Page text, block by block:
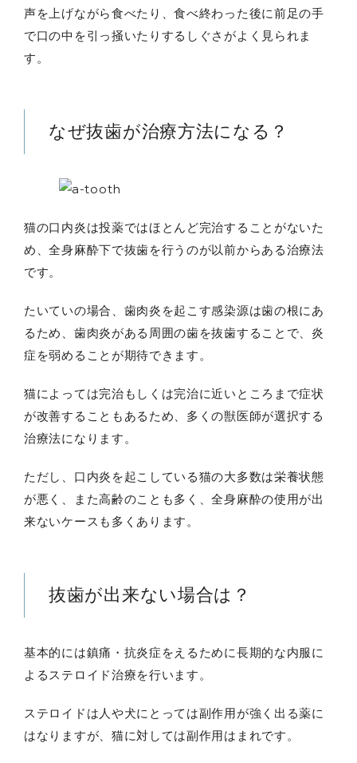
声を上げながら食べたり、食べ終わった後に前足の手
で口の中を引っ掻いたりするしぐさがよく見られま
す。
なぜ抜歯が治療方法になる？
猫の口内炎は投薬ではほとんど完治することがないた
め、全身麻酔下で抜歯を行うのが以前からある治療法
です。
たいていの場合、歯肉炎を起こす感染源は歯の根にあ
るため、歯肉炎がある周囲の歯を抜歯することで、炎
症を弱めることが期待できます。
猫によっては完治もしくは完治に近いところまで症状
が改善することもあるため、多くの獣医師が選択する
治療法になります。
ただし、口内炎を起こしている猫の大多数は栄養状態
が悪く、また高齢のことも多く、全身麻酔の使用が出
来ないケースも多くあります。
抜歯が出来ない場合は？
基本的には鎮痛・抗炎症をえるために長期的な内服に
よるステロイド治療を行います。
ステロイドは人や犬にとっては副作用が強く出る薬に
はなりますが、猫に対しては副作用はまれです。